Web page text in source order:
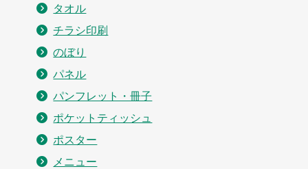
タオル
チラシ印刷
のぼり
パネル
パンフレット・冊子
ポケットティッシュ
ポスター
メニュー